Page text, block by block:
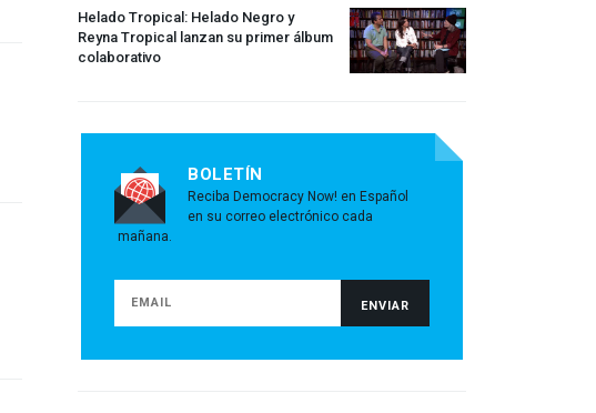
Helado Tropical: Helado Negro y
Reyna Tropical lanzan su primer álbum
colaborativo
BOLETÍN
Reciba Democracy Now! en Español
en su correo electrónico cada
mañana.